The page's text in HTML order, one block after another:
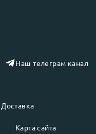
Доставка
Карта сайта
Наш телеграм канал